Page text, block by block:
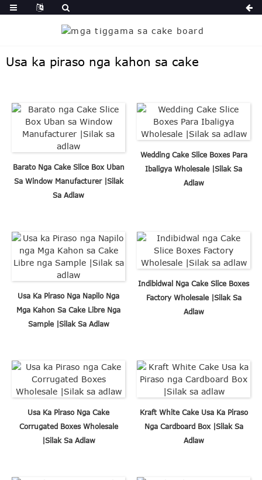
Usa ka piraso nga kahon sa cake
Barato Nga Cake Slice Box Uban
Sa Window Manufacturer |Silak
Sa Adlaw
Wedding Cake Slice Boxes Para
Ibaligya Wholesale |Silak Sa
Adlaw
Usa Ka Piraso Nga Napilo Nga
Mga Kahon Sa Cake Libre Nga
Sample |Silak Sa Adlaw
Indibidwal Nga Cake Slice Boxes
Factory Wholesale |Silak Sa
Adlaw
Usa Ka Piraso Nga Cake
Corrugated Boxes Wholesale
|Silak Sa Adlaw
Kraft White Cake Usa Ka Piraso
Nga Cardboard Box |Silak Sa
Adlaw